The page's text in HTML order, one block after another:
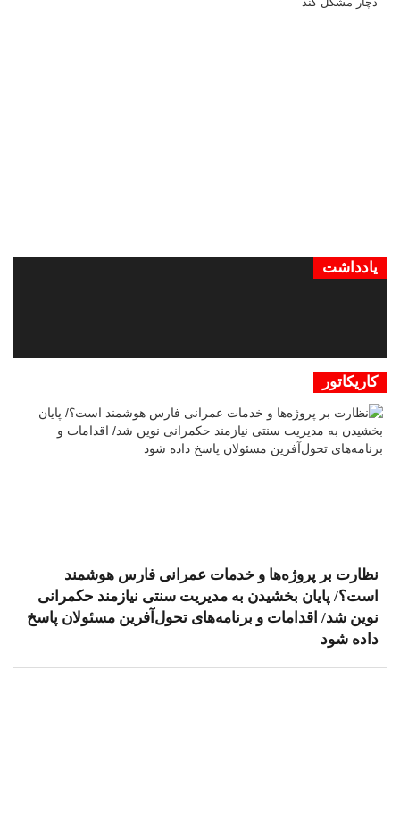
یادداشت
کاریکاتور
نظارت بر پروژه‌ها و خدمات عمرانی فارس هوشمند
است؟/ پایان بخشیدن به مدیریت سنتی نیازمند حکمرانی
نوین شد/ اقدامات و برنامه‌های تحول‌آفرین مسئولان پاسخ
داده شود